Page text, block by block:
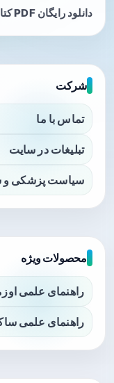
دانلود رایگان PDF کتاب‌های پزشکی.
شرکت
تماس با ما
تبلیغات در سایت
سیاست پزشکی و
محصولات ویژه
راهنمای علمی
راهنمای علمی